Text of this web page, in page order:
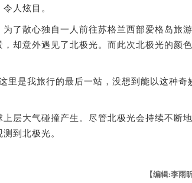
人炫目。
散心独自一人前往苏格兰西部爱格岛旅游
却意外遇见了北极光。而此次北极光的颜
是我旅行的最后一站，没想到能以这种奇
大气碰撞产生。尽管北极光会持续不断地
到北极光。
【编辑:李雨昕